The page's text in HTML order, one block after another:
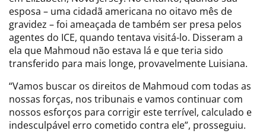
esposa – uma cidadã americana no oitavo mês de
gravidez – foi ameaçada de também ser presa pelos
agentes do ICE, quando tentava visitá-lo. Disseram a
ela que Mahmoud não estava lá e que teria sido
transferido para mais longe, provavelmente Luisiana.
“Vamos buscar os direitos de Mahmoud com todas as
nossas forças, nos tribunais e vamos continuar com
nossos esforços para corrigir este terrível, calculado e
indesculpável erro cometido contra ele”, prosseguiu.